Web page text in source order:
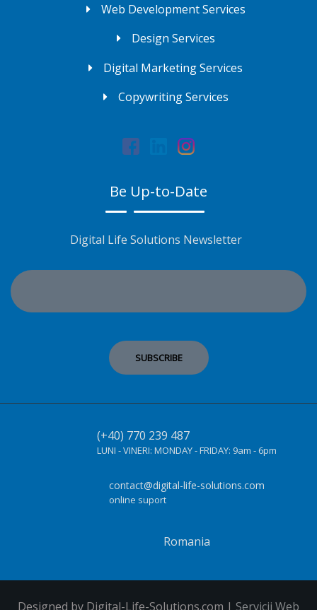
Web Development Services
Design Services
Digital Marketing Services
Copywriting Services
Be Up-to-Date
Digital Life Solutions Newsletter
(+40) 770 239 487
LUNI - VINERI: MONDAY - FRIDAY: 9am - 6pm
contact@digital-life-solutions.com
online suport
Romania
Designed by Digital-Life-Solutions.com | Servicii Web